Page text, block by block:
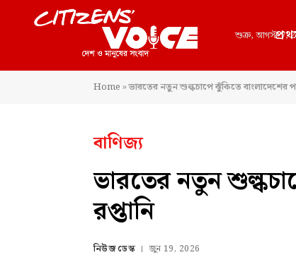
শুক্র, আগস্ট 7,
Home»ভারতের নতুন শুল্কচাপে ঝুঁকিতে বাংলাদেশের
বাণিজ্য
ভারতের নতুন
রপ্তানি
নিউজ ডেস্ক জুন 19, 2026